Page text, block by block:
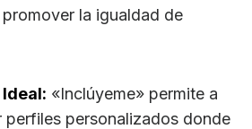
la igualdad de
«Inclúyeme» permite a
perfiles personalizados donde